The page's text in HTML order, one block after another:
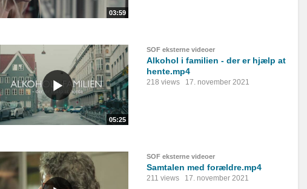
03:59
05:25
SOF eksterne videoer
Alkohol i familien - der er hjælp at
hente.mp4
218 views 17. november 2021
SOF eksterne videoer
Samtalen med forældre.mp4
211 views 17. november 2021